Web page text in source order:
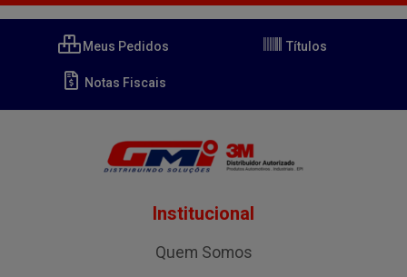
Meus Pedidos Títulos
Notas Fiscais
Institucional
Quem Somos